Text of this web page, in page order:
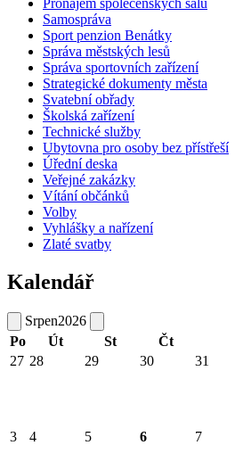
Pronájem společenských sálů
Samospráva
Sport penzion Benátky
Správa městských lesů
Správa sportovních zařízení
Strategické dokumenty města
Svatební obřady
Školská zařízení
Technické služby
Ubytovna pro osoby bez přístřeší
Úřední deska
Veřejné zakázky
Vítání občánků
Volby
Vyhlášky a nařízení
Zlaté svatby
Kalendář
Srpen2026
Po
Út St Čt
27 28 29 30 31
3 4 5 6 7